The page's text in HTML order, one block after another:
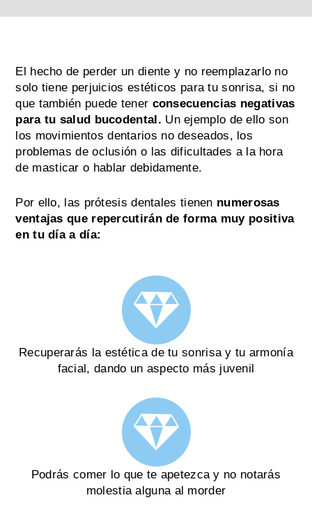
El hecho de perder un diente y no reemplazarlo no
solo tiene perjuicios estéticos para tu sonrisa, si no
que también puede tener consecuencias negativas
para tu salud bucodental. Un ejemplo de ello son
los movimientosdentarios no deseados, los
problemas de oclusión o las dificultades a la hora
de masticar o hablar debidamente.
Por ello, las prótesis dentales tienen numerosas
ventajas que repercutirán de forma muy positiva
en tu día a día:
Recuperarás la estética de tu sonrisa y tu armonía
facial, dando un aspecto más juvenil
Podrás comer lo que te apetezca y no notarás
molestia alguna al morder